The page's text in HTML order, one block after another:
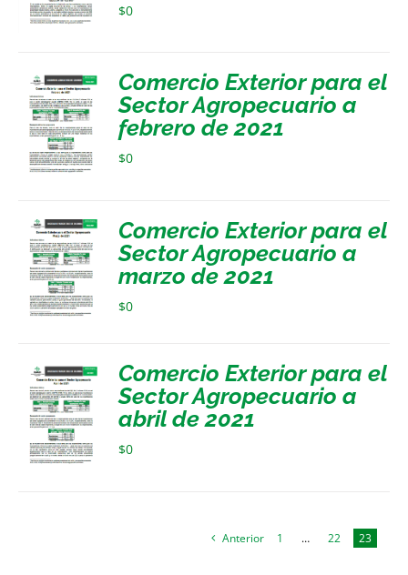
$0
Comercio Exterior para el
Sector Agropecuario a
febrero de 2021
$0
Comercio Exterior para el
Sector Agropecuario a
marzo de 2021
$0
Comercio Exterior para el
Sector Agropecuario a
abril de 2021
$0
Anterior 1 … 22 23